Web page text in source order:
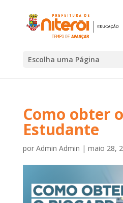
Escolha uma Página
Como obter
Estudante
por Admin Admin | maio 28,